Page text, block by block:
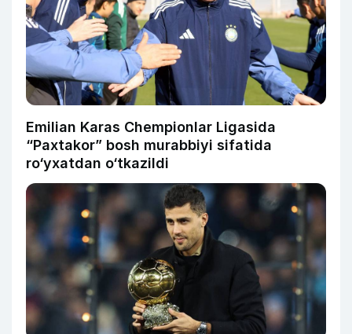
Emilian Karas Chempionlar Ligasida
“Paxtakor” bosh murabbiyi sifatida
ro‘yxatdan o‘tkazildi